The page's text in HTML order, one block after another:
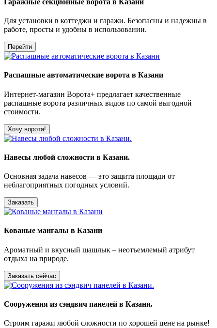
Для установки в коттеджи и гаражи. Безопасны и надежны в
работе, просты и удобны в использовании.
Перейти
Распашные автоматические ворота в Казани
Интернет-магазин Ворота+ предлагает качественные
распашные ворота различных видов по самой выгодной
стоимости.
Хочу ворота!
Навесы любой сложности в Казани.
Основная задача навесов — это защита площади от
неблагоприятных погодных условий.
Заказать
Кованые мангалы в Казани
Ароматный и вкусный шашлык – неотъемлемый атрибут
отдыха на природе.
Заказать сейчас
Сооружения из сэндвич панелей в Казани.
Строим гаражи любой сложности по хорошей цене на рынке!